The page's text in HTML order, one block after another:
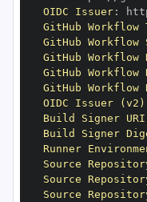
OIDC Issuer:
GitHub Workflow
GitHub Workflow
GitHub Workflow
GitHub Workflow
GitHub Workflow
OIDC Issuer (v2)
Build Signer URI
Build Signer
Runner
Source
Source
Source